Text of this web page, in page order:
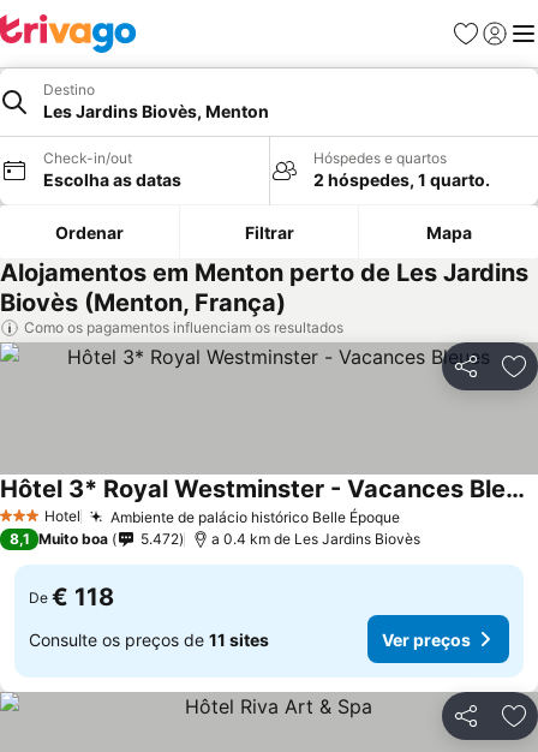
Favoritos
Iniciar
Destino
Les Jardins Biovès, Menton
Check-in/out
Escolha as datas
Hóspedes e quartos
2 hóspedes, 1 quarto.
Ordenar Filtrar Mapa
Alojamentos em Menton perto de Les Jardins
Biovès (Menton, França)
Como os pagamentos influenciam os resultados
Partilhar
3 EstrelasHotel Ambiente de palácio histórico Belle Époque
Hôtel 3* Royal Westminster - Vacances Bleues
8,1 Muito boa 5.472 a 0.4 km de Les Jardins Biovès
De € 118
Consulte os preços de 11 sites Ver preços
Partilhar